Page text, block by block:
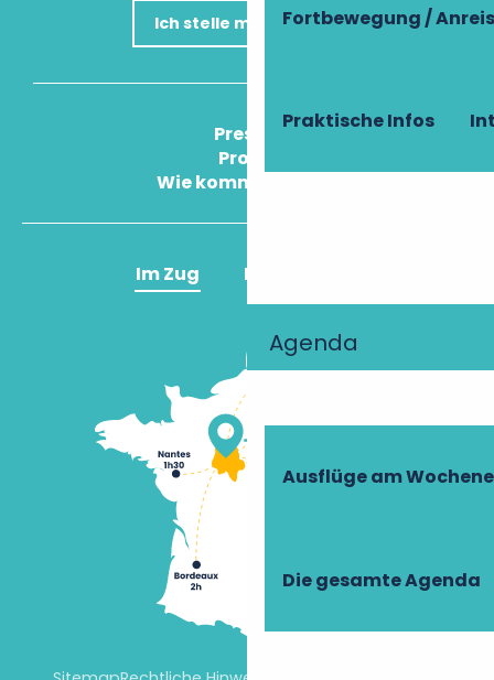
Fortbewegung /
Praktische Infos
Agenda
Ausflüge am
Die gesamte Agenda
Ich stelle meine Frage
Press
Pros
Wie komme ich an?
Im Zug Im Flugzeug